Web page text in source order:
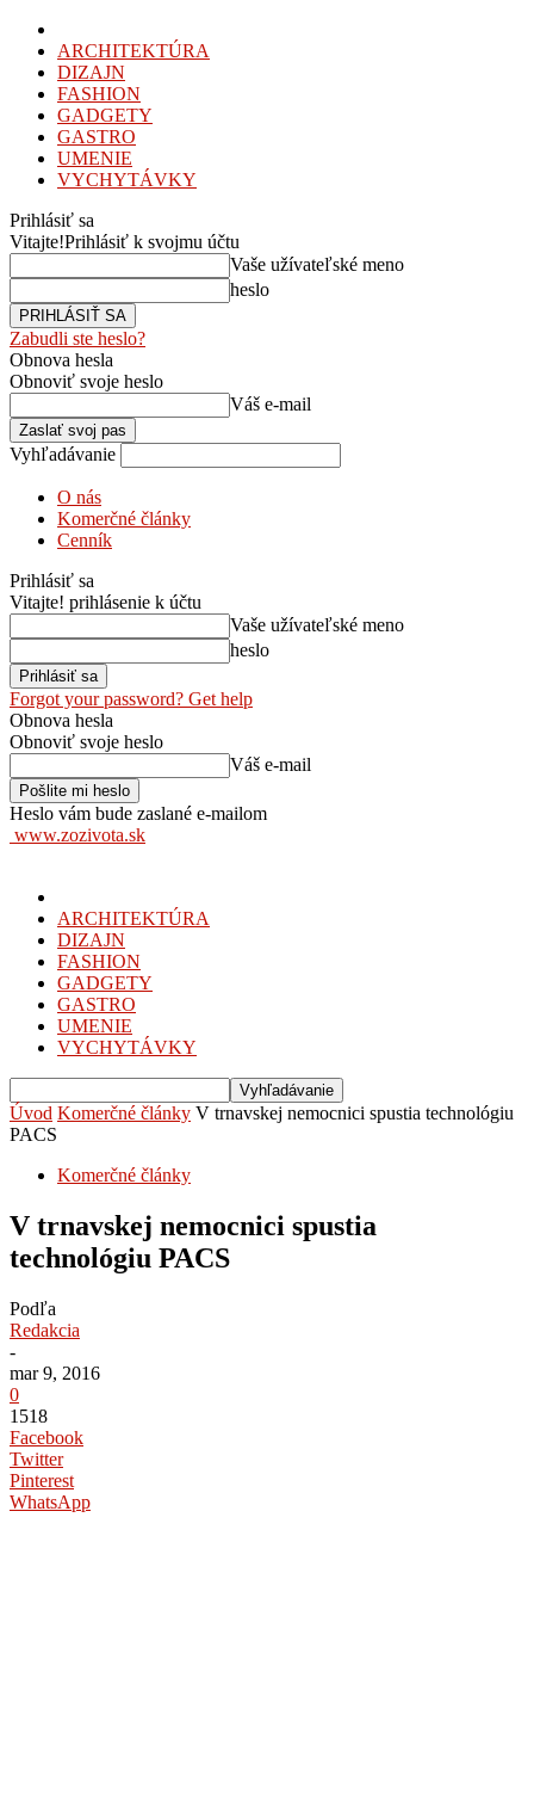
ARCHITEKTÚRA
DIZAJN
FASHION
GADGETY
GASTRO
UMENIE
VYCHYTÁVKY
Prihlásiť sa
Vitajte!Prihlásiť k svojmu účtu
Vaše užívateľské meno
heslo
Zabudli ste heslo?
Obnova hesla
Obnoviť svoje heslo
Váš e-mail
Vyhľadávanie
O nás
Komerčné články
Cenník
Prihlásiť sa
Vitajte! prihlásenie k účtu
Vaše užívateľské meno
heslo
Forgot your password? Get help
Obnova hesla
Obnoviť svoje heslo
Váš e-mail
Heslo vám bude zaslané e-mailom
www.zozivota.sk
ARCHITEKTÚRA
DIZAJN
FASHION
GADGETY
GASTRO
UMENIE
VYCHYTÁVKY
Úvod Komerčné články V trnavskej nemocnici spustia technológiu
PACS
Komerčné články
V trnavskej nemocnici spustia
technológiu PACS
Podľa
Redakcia
-
mar 9, 2016
0
1518
Facebook
Twitter
Pinterest
WhatsApp